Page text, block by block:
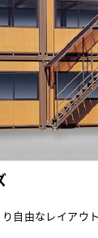
自由なレイアウ